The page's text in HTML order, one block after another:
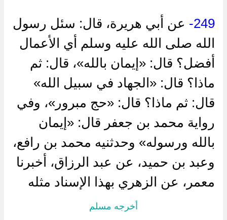
249-
عن أبي هريرة، قال: سئل رسول
الله صلى الله عليه وسلم أي الأعمال
أفضل؟ قال: «إيمان بالله»، قال: ثم
ماذا؟ قال: «الجهاد في سبيل الله»
قال: ثم ماذا؟ قال: «حج مبرور»، وفي
رواية محمد بن جعفر قال: «إيمان
بالله ورسوله» وحدثنيه محمد بن رافع،
وعبد بن حميد، عن عبد الرزاق، أخبرنا
معمر، عن الزهري بهذا الإسناد مثله
أخرجه مسلم